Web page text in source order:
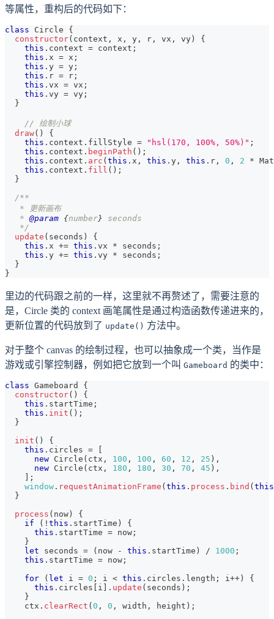
等属性，重构后的代码如下：
class Circle
{
constructor( context , x , y , r , vx , vy )
{
this . context = context ;
this . x = x ;
this . y = y ;
this . r = r ;
this . vx = vx ;
this . vy = vy ;
}
// 绘制小球
draw( )
{
this . context . fillStyle = "hsl(170, 100%, 50%)" ;
this . context . beginPath ( ) ;
this . context . arc ( this . x , this . y , this . r , 0 , 2 *
this . context . fill ( ) ;
}
/**
   * 更新画布
   *
@param {number}
seconds
   */
update ( seconds )
{
this . x += this . vx * seconds ;
this . y += this . vy * seconds ;
}
}
里边的代码跟之前的一样，这里就不再赘述了，需要注意的
是，Circle 类的 context 画笔属性是通过构造函数传递进来的，
更新位置的代码放到了 update() 方法中。
对于整个 canvas 的绘制过程，也可以抽象成一个类，当作是
游戏或引擎控制器，例如把它放到一个叫 Gameboard 的类中：
class Gameboard
{
constructor( )
{
this . startTime ;
this . init ( ) ;
}
init ( )
{
this . circles =
new Circle ( ctx , 100 , 100 , 60 , 12 , 25 ) ,
new Circle ( ctx , 180 , 180 , 30 , 70 , 45 ) ,
;
window . requestAnimationFrame ( this . process . bind ( this
}
process ( now )
{
if
( ! this . startTime )
{
this . startTime = now ;
}
let seconds = ( now - this . startTime ) / 1000 ;
this . startTime = now ;
for
( let i = 0 ; i < this . circles . length ; i++ )
{
this . circles i . update ( seconds ) ;
}
    ctx
. clearRect ( 0 , 0 , width , height ) ;